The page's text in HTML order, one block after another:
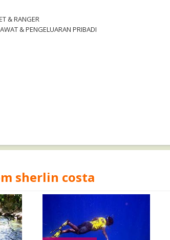
& RANGER
& PENGELUARAN PRIBADI
sherlin costa